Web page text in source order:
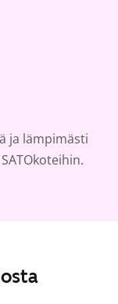
ja lämpimästi